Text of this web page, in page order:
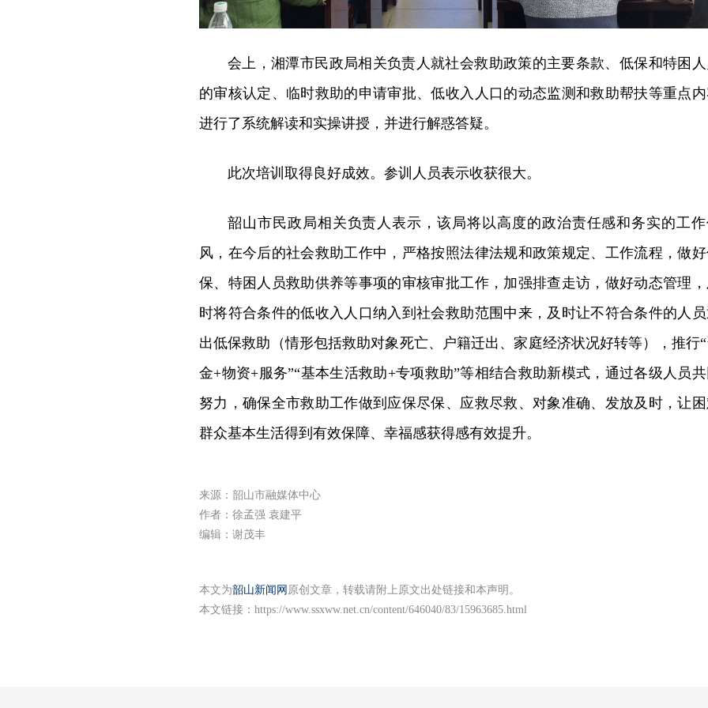
会上，湘潭市民政局相关负责人就社会救助政策的主要条款、低保和特困
的审核认定、临时救助的申请审批、低收入人口的动态监测和救助帮扶等重点
进行了系统解读和实操讲授，并进行解惑答疑。
此次培训取得良好成效。参训人员表示收获很大。
韶山市民政局相关负责人表示，该局将以高度的政治责任感和务实的工
风，在今后的社会救助工作中，严格按照法律法规和政策规定、工作流程，做
保、特困人员救助供养等事项的审核审批工作，加强排查走访，做好动态管理
时将符合条件的低收入人口纳入到社会救助范围中来，及时让不符合条件的人
出低保救助（情形包括救助对象死亡、户籍迁出、家庭经济状况好转等），推行
金+物资+服务”“基本生活救助+专项救助”等相结合救助新模式，通过各级人员
努力，确保全市救助工作做到应保尽保、应救尽救、对象准确、发放及时，让
群众基本生活得到有效保障、幸福感获得感有效提升。
来源：韶山市融媒体中心
作者：徐孟强 袁建平
编辑：谢茂丰
本文为韶山新闻网 原创文章，转载请附上原文出处链接和本声明。
本文链接： https://www.ssxww.net.cn/content/646040/83/15963685.html